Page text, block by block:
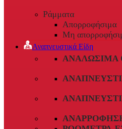
Ράμματα
Απορροφήσιμα
Μη
Αναπνευστικά Είδη
ΑΝΑΛΏΣΙΜΑ